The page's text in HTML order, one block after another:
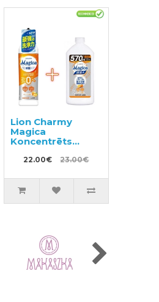
Lion Charmy
Magica
Koncentrēts
mazgāšanas
pildviela 570ml
22.00€ 23.00€